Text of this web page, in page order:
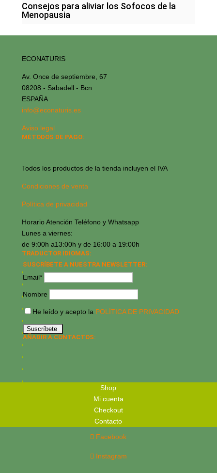
Consejos para aliviar los Sofocos de la
Menopausia
ECONATURIS
Av. Once de septiembre, 67
08208 - Sabadell - Bcn
ESPAÑA
info@econaturis.es
Aviso legal
MÉTODOS DE PAGO:
Todos los productos de la tienda incluyen el IVA
Condiciones de venta
Política de privacidad
Horario Atención Teléfono y Whatsapp
Lunes a viernes:
de 9:00h a13:00h y de 16:00 a 19:00h
TRADUCTOR IDIOMAS:
SUSCRÍBETE A NUESTRA NEWSLETTER:
Email*
Nombre
He leído y acepto la POLÍTICA DE PRIVACIDAD
AÑADIR A CONTACTOS:
Shop
Mi cuenta
Checkout
Contacto
Facebook
Instagram